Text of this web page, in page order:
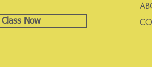
Class Now